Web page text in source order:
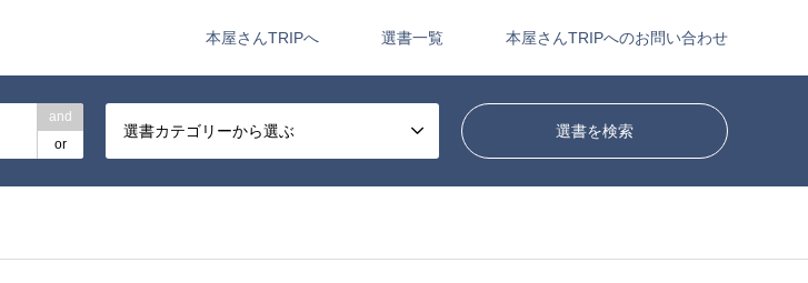
本屋さんTRIPへ 選書一覧 本屋さんTRIPへのお問い合わせ
and
or
選書カテゴリーから選ぶ